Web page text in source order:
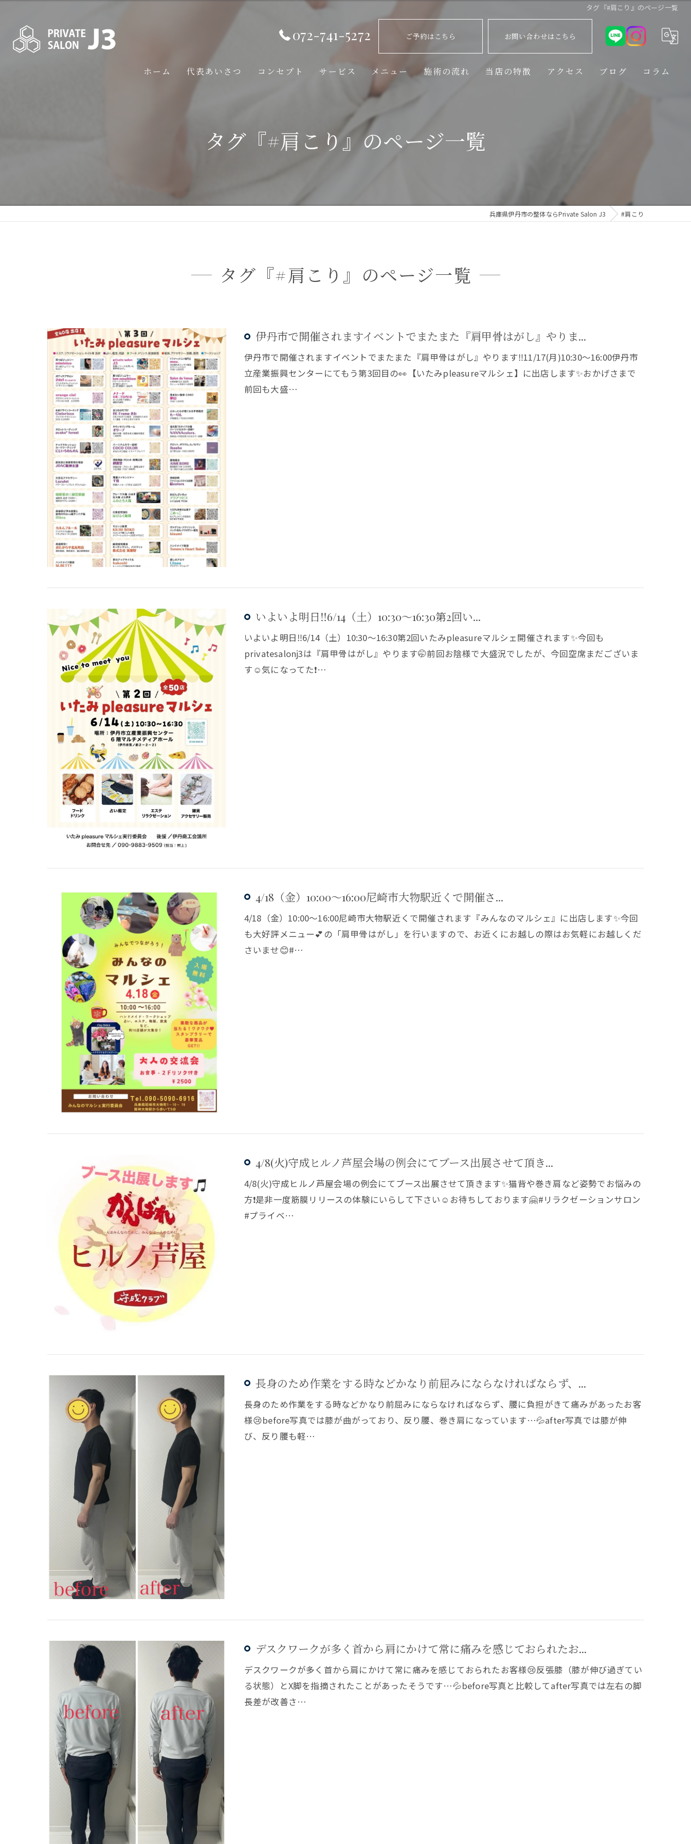
タグ『#肩こり』のページ一覧
072-741-5272 ご予約はこちら お問い合わせはこちら
ホーム 代表あいさつ コンセプト サービス メニュー 施術の流れ 当店の特徴 アクセス ブログ コラム
タグ『#肩こり』のページ一覧
兵庫県伊丹市の整体ならPrivate Salon J3 #肩こり
タグ『#肩こり』のページ一覧
伊丹市で開催されますイベントでまたまた『肩甲骨はがし』やりま...
伊丹市で開催されますイベントでまたまた『肩甲骨はがし』やります‼️11/17(月)10:30〜16:00伊丹市
立産業振興センターにてもう第3回目の👀【いたみpleasureマルシェ】に出店します✨おかげさまで
前回も大盛…
いよいよ明日‼️6/14（土）10:30〜16:30第2回い...
いよいよ明日‼️6/14（土）10:30〜16:30第2回いたみpleasureマルシェ開催されます✨今回も
privatesalonj3は『肩甲骨はがし』やります🤭前回お陰様で大盛況でしたが、今回空席まだございま
す☺️気になってた❗️…
4/18（金）10:00〜16:00尼崎市大物駅近くで開催さ...
4/18（金）10:00〜16:00尼崎市大物駅近くで開催されます『みんなのマルシェ』に出店します✨今回
も大好評メニュー💕の「肩甲骨はがし」を行いますので、お近くにお越しの際はお気軽にお越しくだ
さいませ😊#…
4/8(火)守成ヒルノ芦屋会場の例会にてブース出展させて頂き...
4/8(火)守成ヒルノ芦屋会場の例会にてブース出展させて頂きます✨猫背や巻き肩など姿勢でお悩みの
方❗️是非一度筋膜リリースの体験にいらして下さい☺️お待ちしております🤗#リラクゼーションサロン
#プライベ…
長身のため作業をする時などかなり前屈みにならなければならず、...
長身のため作業をする時などかなり前屈みにならなければならず、腰に負担がきて痛みがあったお客
様😢before写真では膝が曲がっており、反り腰、巻き肩になっています…💦after写真では膝が伸
び、反り腰も軽…
デスクワークが多く首から肩にかけて常に痛みを感じておられたお...
デスクワークが多く首から肩にかけて常に痛みを感じておられたお客様😢反張膝（膝が伸び過ぎてい
る状態）とX脚を指摘されたことがあったそうです…💦before写真と比較してafter写真では左右の脚
長差が改善さ…